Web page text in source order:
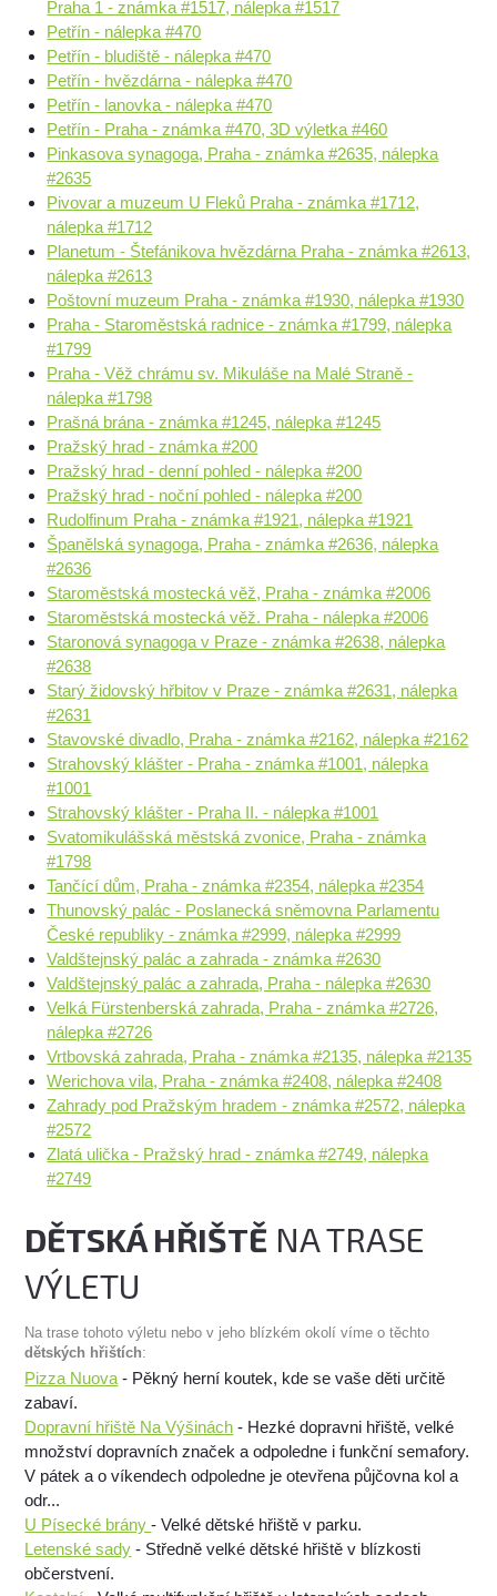
Praha 1 - známka #1517, nálepka #1517
Petřín - nálepka #470
Petřín - bludiště - nálepka #470
Petřín - hvězdárna - nálepka #470
Petřín - lanovka - nálepka #470
Petřín - Praha - známka #470, 3D výletka #460
Pinkasova synagoga, Praha - známka #2635, nálepka
#2635
Pivovar a muzeum U Fleků Praha - známka #1712,
nálepka #1712
Planetum - Štefánikova hvězdárna Praha - známka #2613,
nálepka #2613
Poštovní muzeum Praha - známka #1930, nálepka #1930
Praha - Staroměstská radnice - známka #1799, nálepka
#1799
Praha - Věž chrámu sv. Mikuláše na Malé Straně -
nálepka #1798
Prašná brána - známka #1245, nálepka #1245
Pražský hrad - známka #200
Pražský hrad - denní pohled - nálepka #200
Pražský hrad - noční pohled - nálepka #200
Rudolfinum Praha - známka #1921, nálepka #1921
Španělská synagoga, Praha - známka #2636, nálepka
#2636
Staroměstská mostecká věž, Praha - známka #2006
Staroměstská mostecká věž. Praha - nálepka #2006
Staronová synagoga v Praze - známka #2638, nálepka
#2638
Starý židovský hřbitov v Praze - známka #2631, nálepka
#2631
Stavovské divadlo, Praha - známka #2162, nálepka #2162
Strahovský klášter - Praha - známka #1001, nálepka
#1001
Strahovský klášter - Praha II. - nálepka #1001
Svatomikulášská městská zvonice, Praha - známka
#1798
Tančící dům, Praha - známka #2354, nálepka #2354
Thunovský palác - Poslanecká sněmovna Parlamentu
České republiky - známka #2999, nálepka #2999
Valdštejnský palác a zahrada - známka #2630
Valdštejnský palác a zahrada, Praha - nálepka #2630
Velká Fürstenberská zahrada, Praha - známka #2726,
nálepka #2726
Vrtbovská zahrada, Praha - známka #2135, nálepka #2135
Werichova vila, Praha - známka #2408, nálepka #2408
Zahrady pod Pražským hradem - známka #2572, nálepka
#2572
Zlatá ulička - Pražský hrad - známka #2749, nálepka
#2749
DĚTSKÁ HŘIŠTĚ NA TRASE
VÝLETU
Na trase tohoto výletu nebo v jeho blízkém okolí víme o těchto
dětských hřištích:
Pizza Nuova - Pěkný herní koutek, kde se vaše děti určitě
zabaví.
Dopravní hřiště Na Výšinách - Hezké dopravni hřiště, velké
množství dopravních značek a odpoledne i funkční semafory.
V pátek a o víkendech odpoledne je otevřena půjčovna kol a
odr...
U Písecké brány- Velké dětské hřiště v parku.
Letenské sady - Středně velké dětské hřiště v blízkosti
občerstvení.